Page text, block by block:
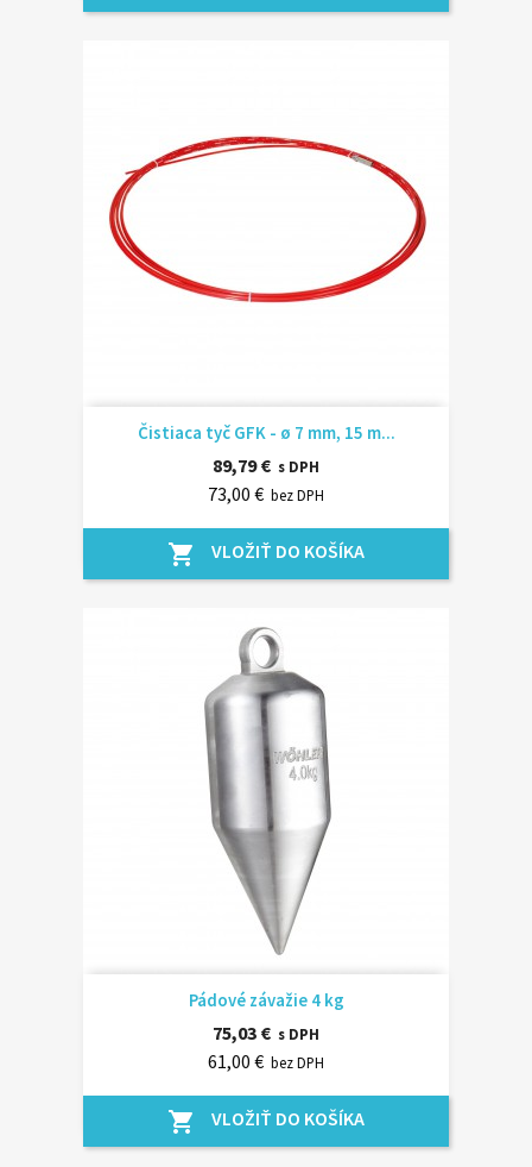
Čistiaca tyč GFK - ø 7 mm, 15 m...
89,79 € s DPH
73,00 € bez DPH
shopping_cart VLOŽIŤ DO KOŠÍKA
Pádové závažie 4 kg
75,03 € s DPH
61,00 € bez DPH
shopping_cart VLOŽIŤ DO KOŠÍKA